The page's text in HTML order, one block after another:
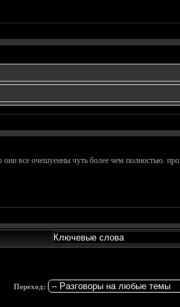
все очешуенны чуть более чем полностью.
Переход: